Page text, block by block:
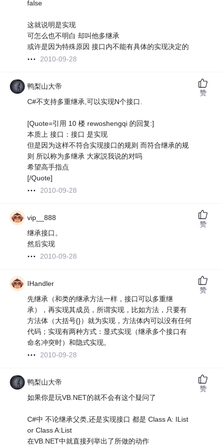
false
这就说明是实现
可怎么也不明白 却叫他多继承
或许是因为特殊原因 接口内不能有具体的实现决定的
2010-09-28
鸭梨山大帝
C#不支持多重继承,可以实现N个接口.
[Quote=引用 10 楼 rewoshengqi 的回复:]
本质上 接口：接口 是实现
但是因为这样不符合实现接口的规则 而符合继承的规
则 所以称为多继承 大家説我说的对吗
希望高手指点
[/Quote]
2010-09-28
赞
vip__888
继承接口。
然后实现
2010-09-28
赞
IHandler
先继承（和类的继承方法一样，接口可以多重继
承），再实现其成员，所谓实现，比如方法，只要有
方法体（大括号{}）就为实现，方法体内可以没有任何
代码；实现有两种方式：显式实现（继承多个接口有
命名冲突时）和隐式实现。
2010-09-28
赞
鸭梨山大帝
如果你是玩VB.NET的就不会有这个疑问了
C#中 不论继承父类,还是实现接口 都是 Class A: IList
or Class A:List
在VB.NET中就直接列举出了所做的动作
赞